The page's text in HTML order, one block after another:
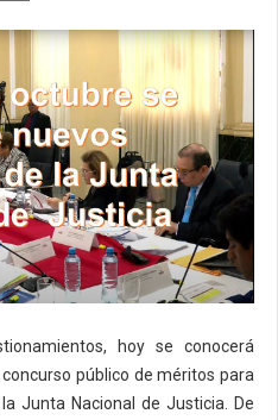
hoy se conocerá
público de méritos para
Junta Nacional de Justicia. De